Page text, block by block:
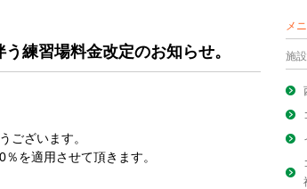
練習場料金改定のお知らせ。
ございます。
を適用させて頂きます。
メ
施